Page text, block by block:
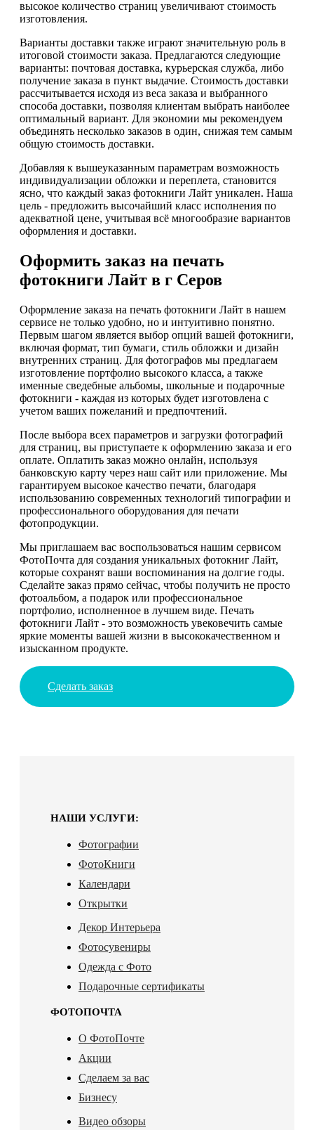
высокое количество страниц увеличивают стоимость
изготовления.
Варианты доставки также играют значительную роль в
итоговой стоимости заказа. Предлагаются следующие
варианты: почтовая доставка, курьерская служба, либо
получение заказа в пункт выдачие. Стоимость доставки
рассчитывается исходя из веса заказа и выбранного
способа доставки, позволяя клиентам выбрать наиболее
оптимальный вариант. Для экономии мы рекомендуем
объединять несколько заказов в один, снижая тем самым
общую стоимость доставки.
Добавляя к вышеуказанным параметрам возможность
индивидуализации обложки и переплета, становится
ясно, что каждый заказ фотокниги Лайт уникален. Наша
цель - предложить высочайший класс исполнения по
адекватной цене, учитывая всё многообразие вариантов
оформления и доставки.
Оформить заказ на печать
фотокниги Лайт в г Серов
Оформление заказа на печать фотокниги Лайт в нашем
сервисе не только удобно, но и интуитивно понятно.
Первым шагом является выбор опций вашей фотокниги,
включая формат, тип бумаги, стиль обложки и дизайн
внутренних страниц. Для фотографов мы предлагаем
изготовление портфолио высокого класса, а также
именные сведебные альбомы, школьные и подарочные
фотокниги - каждая из которых будет изготовлена с
учетом ваших пожеланий и предпочтений.
После выбора всех параметров и загрузки фотографий
для страниц, вы приступаете к оформлению заказа и его
оплате. Оплатить заказ можно онлайн, используя
банковскую карту через наш сайт или приложение. Мы
гарантируем высокое качество печати, благодаря
использованию современных технологий типографии и
профессионального оборудования для печати
фотопродукции.
Мы приглашаем вас воспользоваться нашим сервисом
ФотоПочта для создания уникальных фотокниг Лайт,
которые сохранят ваши воспоминания на долгие годы.
Сделайте заказ прямо сейчас, чтобы получить не просто
фотоальбом, а подарок или профессиональное
портфолио, исполненное в лучшем виде. Печать
фотокниги Лайт - это возможность увековечить самые
яркие моменты вашей жизни в высококачественном и
изысканном продукте.
Сделать заказ
НАШИ УСЛУГИ:
Фотографии
ФотоКниги
Календари
Открытки
Декор Интерьера
Фотосувениры
Одежда с Фото
Подарочные сертификаты
ФОТОПОЧТА
О ФотоПочте
Акции
Сделаем за вас
Бизнесу
Видео обзоры